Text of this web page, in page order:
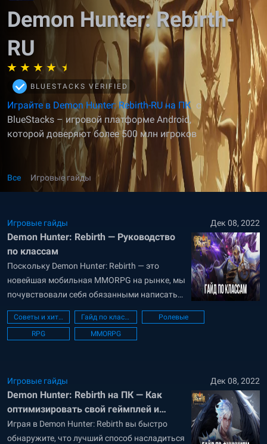
Demon Hunter: Rebirth-
RU
BLUESTACKS VERIFIED
Играйте в Demon Hunter: Rebirth-RU на ПК с
BlueStacks – игровой платформе Android,
которой доверяют более 500 млн игроков
Все Игровые гайды
Игровые гайды Дек 08, 2022
Demon Hunter: Rebirth — Руководство
по классам
Поскольку Demon Hunter: Rebirth — это
новейшая мобильная MMORPG на рынке, мы
почувствовали себя обязанными написать
руководство, в котором вы можете найти
краткий обзор классов, доступных в этой
игре. Благодаря этому гайду вы точно будете
максимально правильным....
Советы и хитрости Гайд по классам
Ролевые
RPG
MMORPG
Игровые гайды Дек 08, 2022
Demon Hunter: Rebirth на ПК — Как
оптимизировать свой геймплей и
доминировать в игре с помощью
BlueStacks
Играя в Demon Hunter: Rebirth вы быстро
обнаружите, что лучший способ насладиться